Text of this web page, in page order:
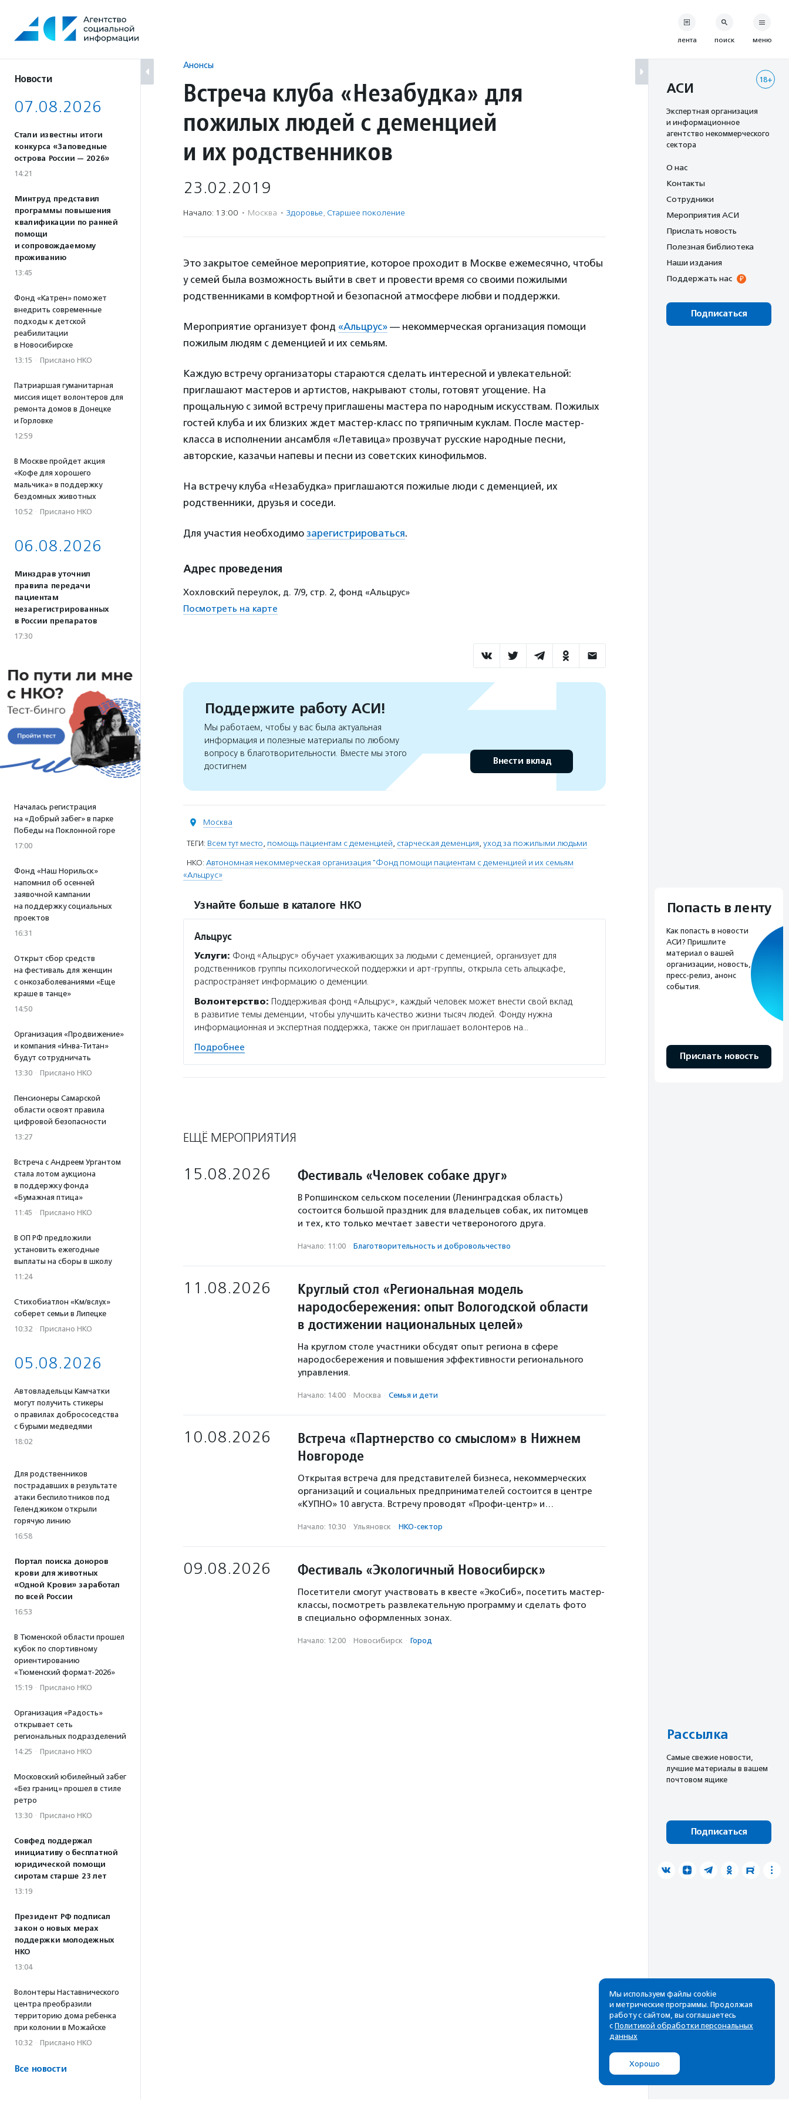
содержанию
Новости
07.08.2026
Стали известны итоги
конкурса «Заповедные
острова России — 2026»
14:21
Минтруд представил
программы повышения
квалификации по ранней
помощи
и сопровождаемому
проживанию
13:45
Фонд «Катрен» поможет
внедрить современные
подходы к детской
реабилитации
в Новосибирске
13:15 · Прислано НКО
Патриаршая гуманитарная
миссия ищет волонтеров для
ремонта домов в Донецке
и Горловке
12:59
В Москве пройдет акция
«Кофе для хорошего
мальчика» в поддержку
бездомных животных
10:52 · Прислано НКО
06.08.2026
Минздрав уточнил
правила передачи
пациентам
незарегистрированных
в России препаратов
17:30
Началась регистрация
на «Добрый забег» в парке
Победы на Поклонной горе
17:00
Фонд «Наш Норильск»
напомнил об осенней
заявочной кампании
на поддержку социальных
проектов
16:31
Открыт сбор средств
на фестиваль для женщин
с онкозаболеваниями «Еще
краше в танце»
14:50
Организация «Продвижение»
и компания «Инва-Титан»
будут сотрудничать
13:30 · Прислано НКО
Пенсионеры Самарской
области освоят правила
цифровой безопасности
13:27
Встреча с Андреем Ургантом
стала лотом аукциона
в поддержку фонда
«Бумажная птица»
11:45 · Прислано НКО
В ОП РФ предложили
установить ежегодные
выплаты на сборы в школу
11:24
Стихобиатлон «Км/вслух»
соберет семьи в Липецке
10:32 · Прислано НКО
05.08.2026
Автовладельцы Камчатки
могут получить стикеры
о правилах добрососедства
с бурыми медведями
18:02
Для родственников
пострадавших в результате
атаки беспилотников под
Геленджиком открыли
горячую линию
16:58
Портал поиска доноров
крови для животных
«Одной Крови» заработал
по всей России
16:53
В Тюменской области прошел
кубок по спортивному
ориентированию
«Тюменский формат-2026»
15:19 · Прислано НКО
Организация «Радость»
открывает сеть
региональных подразделений
14:25 · Прислано НКО
Московский юбилейный забег
«Без границ» прошел в стиле
ретро
13:30 · Прислано НКО
Совфед поддержал
инициативу о бесплатной
юридической помощи
сиротам старше 23 лет
13:19
Президент РФ подписал
закон о новых мерах
поддержки молодежных
НКО
13:04
Волонтеры Наставнического
центра преобразили
территорию дома ребенка
при колонии в Можайске
10:32 · Прислано НКО
Все новости
Анонсы
Встреча клуба «Незабудка» для
пожилых людей с деменцией
и их родственников
23.02.2019
Начало: 13:00 · Москва · Здоровье, Старшее поколение
Это закрытое семейное мероприятие, которое проходит в Москве ежемесячно, чтобы
у семей была возможность выйти в свет и провести время со своими пожилыми
родственниками в комфортной и безопасной атмосфере любви и поддержки.
Мероприятие организует фонд «Альцрус» — некоммерческая организация помощи
пожилым людям с деменцией и их семьям.
Каждую встречу организаторы стараются сделать интересной и увлекательной:
приглашают мастеров и артистов, накрывают столы, готовят угощение. На
прощальную с зимой встречу приглашены мастера по народным искусствам. Пожилых
гостей клуба и их близких ждет мастер-класс по тряпичным куклам. После мастер-
класса в исполнении ансамбля «Летавица» прозвучат русские народные песни,
авторские, казачьи напевы и песни из советских кинофильмов.
На встречу клуба «Незабудка» приглашаются пожилые люди с деменцией, их
родственники, друзья и соседи.
Для участия необходимо зарегистрироваться.
Адрес проведения
Хохловский переулок, д. 7/9, стр. 2, фонд «Альцрус»
Посмотреть на карте
Поддержите работу АСИ!
Мы работаем, чтобы у вас была актуальная
информация и полезные материалы по любому
вопросу в благотворительности. Вместе мы этого
достигнем
Внести вклад
Москва
ТЕГИ: Всем тут место, помощь пациентам с деменцией, старческая деменция, уход за пожилыми людьми
НКО: Автономная некоммерческая организация "Фонд помощи пациентам с деменцией и их семьям
«Альцрус»
Узнайте больше в каталоге НКО
Альцрус
Услуги: Фонд «Альцрус» обучает ухаживающих за людьми с деменцией, организует для
родственников группы психологической поддержки и арт-группы, открыла сеть альцкафе,
распространяет информацию о деменции.
Волонтерство: Поддерживая фонд «Альцрус», каждый человек может внести свой вклад
в развитие темы деменции, чтобы улучшить качество жизни тысяч людей. Фонду нужна
информационная и экспертная поддержка, также он приглашает волонтеров на…
Подробнее
ЕЩЁ МЕРОПРИЯТИЯ
15.08.2026 Фестиваль «Человек собаке друг»
В Ропшинском сельском поселении (Ленинградская область)
состоится большой праздник для владельцев собак, их питомцев
и тех, кто только мечтает завести четвероногого друга.
Начало: 11:00 · Благотвори­тель­ность и доброволь­чест­во
11.08.2026
Круглый стол «Региональная модель
народосбережения: опыт Вологодской области
в достижении национальных целей»
На круглом столе участники обсудят опыт региона в сфере
народосбережения и повышения эффективности регионального
управления.
Начало: 14:00 · Москва · Семья и дети
10.08.2026
Встреча «Партнерство со смыслом» в Нижнем
Новгороде
Открытая встреча для представителей бизнеса, некоммерческих
организаций и социальных предпринимателей состоится в центре
«КУПНО» 10 августа. Встречу проводят «Профи-центр» и…
Начало: 10:30 · Ульяновск · НКО-сектор
09.08.2026 Фестиваль «Экологичный Новосибирск»
Посетители смогут участвовать в квесте «ЭкоСиб», посетить мастер-
классы, посмотреть развлекательную программу и сделать фото
в специально оформленных зонах.
Начало: 12:00 · Новосибирск · Город
лента поиск меню
18+
АСИ
Экспертная организация
и информационное
агентство некоммерческого
сектора
О нас
Контакты
Сотрудники
Мероприятия АСИ
Прислать новость
Полезная библиотека
Наши издания
Поддержать нас
Подписаться
Попасть в ленту
Как попасть в новости
АСИ? Пришлите
материал о вашей
организации, новость,
пресс-релиз, анонс
события.
Прислать новость
Рассылка
Cамые свежие новости,
лучшие материалы в вашем
почтовом ящике
Подписаться
Мы используем файлы cookie
и метрические программы. Продолжая
работу с сайтом, вы соглашаетесь
с Политикой обработки персональных
данных
Хорошо